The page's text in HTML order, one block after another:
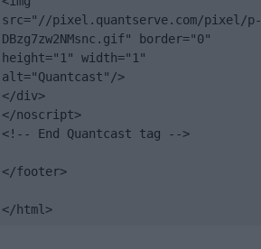
src="//pixel.quantserve.com/pixel/p-
DBzg7zw2NMsnc.gif" border="0"
height="1" width="1"
alt="Quantcast"/>
</div>
</noscript>
<!-- End Quantcast tag -->
</footer>
</html>